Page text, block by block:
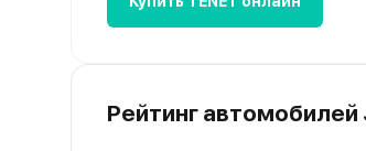
Рейтинг автомобилей